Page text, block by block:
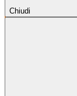
Chiudi